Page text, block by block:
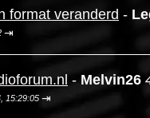
format veranderd -
⇥
- Melvin26
15:29:05 ⇥